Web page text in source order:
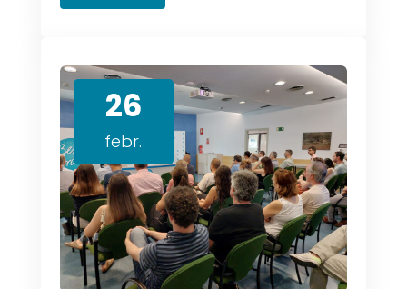
26
febr.